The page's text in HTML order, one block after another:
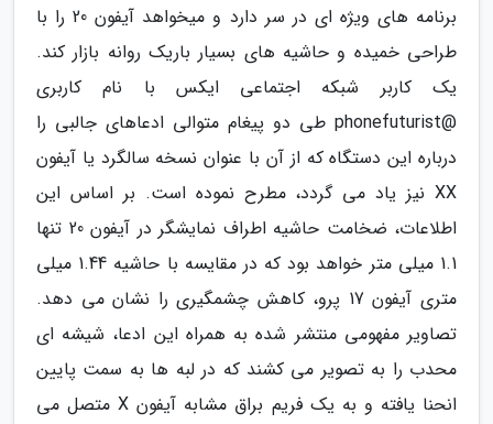
برنامه های ویژه ای در سر دارد و میخواهد آیفون 20 را با
طراحی خمیده و حاشیه های بسیار باریک روانه بازار کند.
یک کاربر شبکه اجتماعی ایکس با نام کاربری
@phonefuturist طی دو پیغام متوالی ادعاهای جالبی را
درباره این دستگاه که از آن با عنوان نسخه سالگرد یا آیفون
XX نیز یاد می گردد، مطرح نموده است. بر اساس این
اطلاعات، ضخامت حاشیه اطراف نمایشگر در آیفون 20 تنها
1.1 میلی متر خواهد بود که در مقایسه با حاشیه 1.44 میلی
متری آیفون 17 پرو، کاهش چشمگیری را نشان می دهد.
تصاویر مفهومی منتشر شده به همراه این ادعا، شیشه ای
محدب را به تصویر می کشند که در لبه ها به سمت پایین
انحنا یافته و به یک فریم براق مشابه آیفون X متصل می